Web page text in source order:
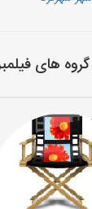
های